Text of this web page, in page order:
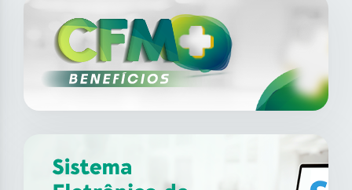
SAIBA MAIS
XII Fórum de Medicina do
Trabalho do CFM
14 ago
2026